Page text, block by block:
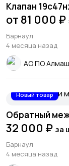
Клапан
от 81 000 ₽
Барнаул
4 месяца назад
АО ПО Алмаш
Новый товар
Обратный
32 000 ₽ за
Барнаул
4 месяца назад